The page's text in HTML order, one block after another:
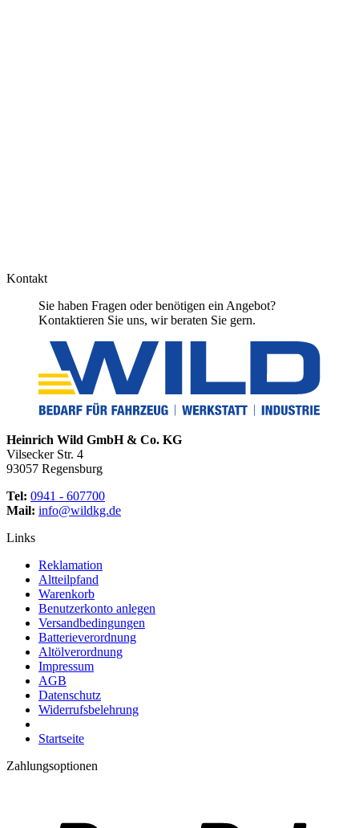
Kontakt
Sie haben Fragen oder benötigen ein Angebot?
Kontaktieren Sie uns, wir beraten Sie gern.
Heinrich Wild GmbH & Co. KG
Vilsecker Str. 4
93057 Regensburg
Tel: 0941 - 607700
Mail: info@wildkg.de
Links
Reklamation
Altteilpfand
Warenkorb
Benutzerkonto anlegen
Versandbedingungen
Batterieverordnung
Altölverordnung
Impressum
AGB
Datenschutz
Widerrufsbelehrung
Startseite
Zahlungsoptionen